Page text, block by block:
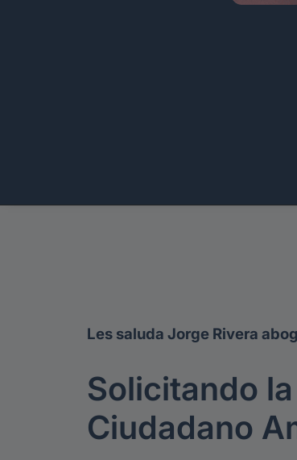
Les saluda Jorge Rivera
Solicitando
Ciudadano